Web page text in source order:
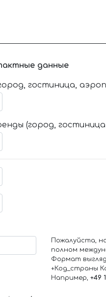
данные
гостиница,
(город,
Пожалуйста,
полном
Формат
+Код_страны
Например, +49